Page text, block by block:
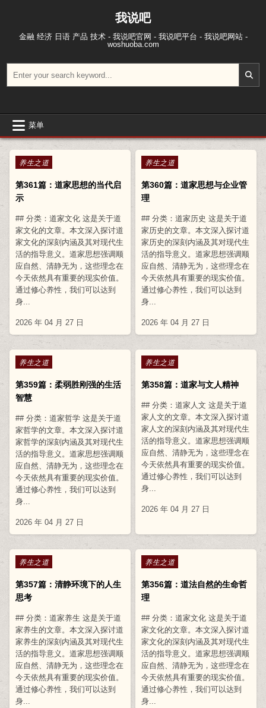
我说吧
金融 经济 日语 产品 技术 - 我说吧官网 - 我说吧平台 - 我说吧网站 -
woshuoba.com
菜单
Posted in
养生之道
第361篇：道家思想的当代启
示
## 分类：道家文化 这是关于道
家文化的文章。本文深入探讨道
家文化的深刻内涵及其对现代生
活的指导意义。道家思想强调顺
应自然、清静无为，这些理念在
今天依然具有重要的现实价值。
通过修心养性，我们可以达到
身...
2026 年 04 月 27 日
Posted in
养生之道
第360篇：道家思想与企业管
理
## 分类：道家历史 这是关于道
家历史的文章。本文深入探讨道
家历史的深刻内涵及其对现代生
活的指导意义。道家思想强调顺
应自然、清静无为，这些理念在
今天依然具有重要的现实价值。
通过修心养性，我们可以达到
身...
2026 年 04 月 27 日
Posted in
养生之道
第359篇：柔弱胜刚强的生活
智慧
## 分类：道家哲学 这是关于道
家哲学的文章。本文深入探讨道
家哲学的深刻内涵及其对现代生
活的指导意义。道家思想强调顺
应自然、清静无为，这些理念在
今天依然具有重要的现实价值。
通过修心养性，我们可以达到
身...
2026 年 04 月 27 日
Posted in
养生之道
第358篇：道家与文人精神
## 分类：道家人文 这是关于道
家人文的文章。本文深入探讨道
家人文的深刻内涵及其对现代生
活的指导意义。道家思想强调顺
应自然、清静无为，这些理念在
今天依然具有重要的现实价值。
通过修心养性，我们可以达到
身...
2026 年 04 月 27 日
Posted in
养生之道
第357篇：清静环境下的人生
思考
## 分类：道家养生 这是关于道
家养生的文章。本文深入探讨道
家养生的深刻内涵及其对现代生
活的指导意义。道家思想强调顺
应自然、清静无为，这些理念在
今天依然具有重要的现实价值。
通过修心养性，我们可以达到
身...
Posted in
养生之道
第356篇：道法自然的生命哲
理
## 分类：道家文化 这是关于道
家文化的文章。本文深入探讨道
家文化的深刻内涵及其对现代生
活的指导意义。道家思想强调顺
应自然、清静无为，这些理念在
今天依然具有重要的现实价值。
通过修心养性，我们可以达到
身...